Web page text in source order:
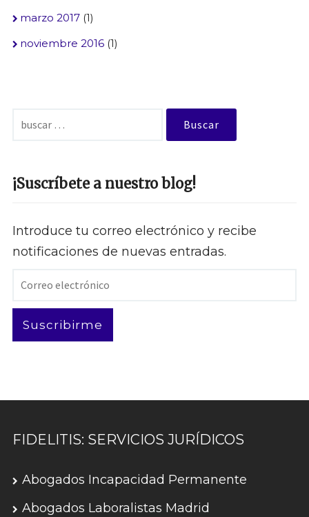
marzo 2017(1)
noviembre 2016(1)
¡Suscríbete a nuestro blog!
Introduce tu correo electrónico y recibe
notificaciones de nuevas entradas.
Correo
Suscribirme
FIDELITIS: SERVICIOS JURÍDICOS
Abogados Incapacidad Permanente
Abogados Laboralistas Madrid